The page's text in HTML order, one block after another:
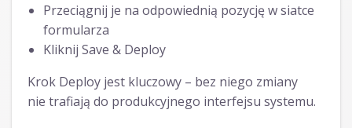
Przeciągnij je na odpowiednią pozycję w siatce
formularza
Kliknij Save & Deploy
Krok Deploy jest kluczowy – bez niego zmiany
nie trafiają do produkcyjnego interfejsu systemu.